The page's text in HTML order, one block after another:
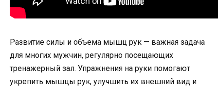
Развитие силы и объема мышц рук — важная задача
для многих мужчин, регулярно посещающих
тренажерный зал. Упражнения на руки помогают
укрепить мышцы рук, улучшить их внешний вид и